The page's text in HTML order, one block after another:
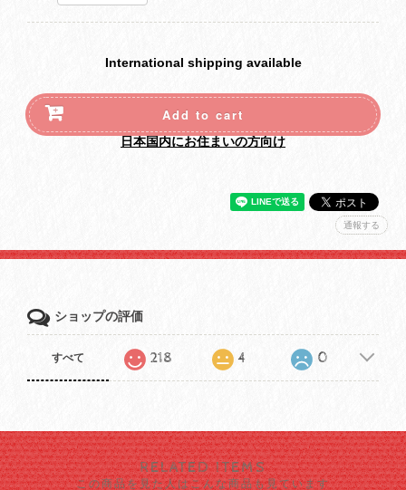
International shipping available
Add to cart
日本国内にお住まいの方向け
通報する
ショップの評価
すべて 218 4 0
RELATED ITEMS
この商品を見た人はこんな商品も見ています